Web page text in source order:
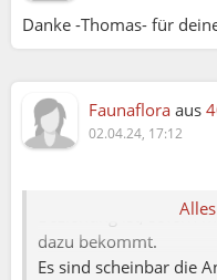
Danke -Thomas- für
Faunaflora aus
02.04.24, 17:12
Beziehung ist, sofern
dazu bekommt.
Es sind scheinbar die